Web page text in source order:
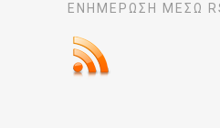
ΕΝΗΜΈΡΩΣΉ ΜΕΣΩ